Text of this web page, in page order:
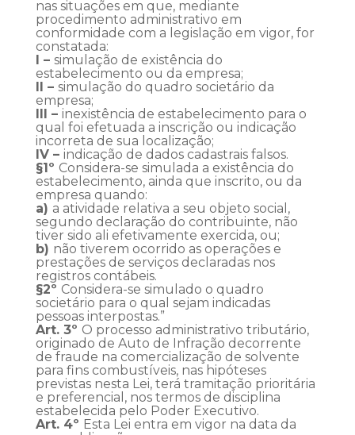
nas situações em que, mediante
procedimento administrativo em
conformidade com a legislação em vigor, for
constatada:
I – simulação de existência do
estabelecimento ou da empresa;
II – simulação do quadro societário da
empresa;
III – inexistência de estabelecimento para o
qual foi efetuada a inscrição ou indicação
incorreta de sua localização;
IV – indicação de dados cadastrais falsos.
§1º Considera-se simulada a existência do
estabelecimento, ainda que inscrito, ou da
empresa quando:
a) a atividade relativa a seu objeto social,
segundo declaração do contribuinte, não
tiver sido ali efetivamente exercida, ou;
b) não tiverem ocorrido as operações e
prestações de serviços declaradas nos
registros contábeis.
§2º Considera-se simulado o quadro
societário para o qual sejam indicadas
pessoas interpostas.”
Art. 3º O processo administrativo tributário,
originado de Auto de Infração decorrente
de fraude na comercialização de solvente
para fins combustíveis, nas hipóteses
previstas nesta Lei, terá tramitação prioritária
e preferencial, nos termos de disciplina
estabelecida pelo Poder Executivo.
Art. 4º Esta Lei entra em vigor na data da